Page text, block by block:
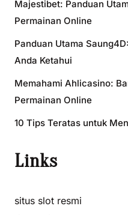
Majestibet: Panduan
Permainan Online
Panduan Utama
Anda Ketahui
Memahami Ahlicasino:
Permainan Online
10 Tips Teratas untuk
Links
situs slot resmi